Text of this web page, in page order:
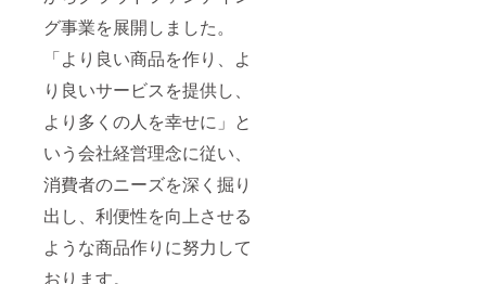
グ事業を展開しました。
「より良い商品を作り、よ
り良いサービスを提供し、
より多くの人を幸せに」と
いう会社経営理念に従い、
消費者のニーズを深く掘り
出し、利便性を向上させる
ような商品作りに努力して
おります。